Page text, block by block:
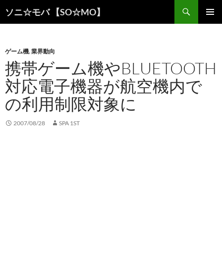
ソニ☆モバ 【SO☆MO】
索
ン
ツ
へ
ス
キ
ッ
プ
ゲーム機,業界動向
携帯ゲーム機やBLUETOOTH
対応電子機器が航空機内で
の利用制限対象に
2007/08/28 SPA 1ST